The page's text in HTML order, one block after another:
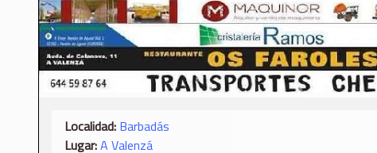
Localidad: Barbadás
Lugar:A Valenzá